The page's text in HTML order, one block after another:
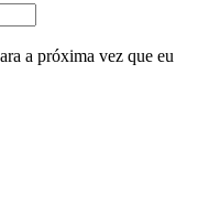
a próxima vez que eu